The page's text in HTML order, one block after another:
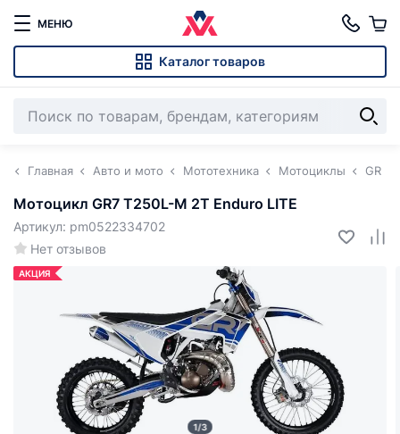
МЕНЮ
Каталог товаров
Главная Авто и мото Мототехника Мотоциклы GR
Мотоцикл GR7 T250L-M 2T Enduro LITE
Нет отзывов
Артикул: pm0522334702
АКЦИЯ
1/3